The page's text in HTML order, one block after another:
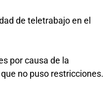
de teletrabajo en el
por causa de la
no puso restricciones.